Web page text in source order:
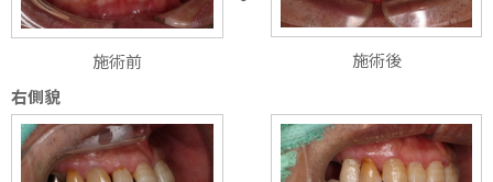
施術前
施術後
右側貌